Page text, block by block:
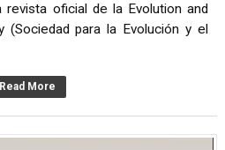
oficial de la Evolution and
(Sociedad para la Evolución y el
Read More